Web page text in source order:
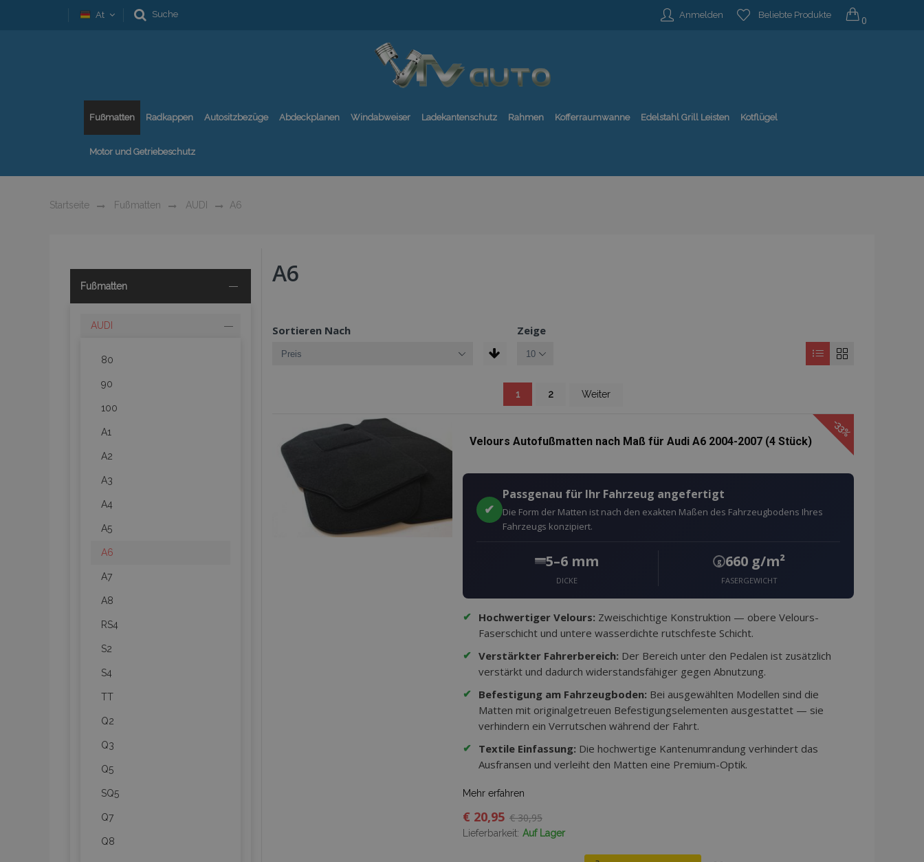
At Suche Anmelden Beliebte Produkte 0
Fußmatten Radkappen Autositzbezüge Abdeckplanen Windabweiser Ladekantenschutz Rahmen Kofferraumwanne Edelstahl Grill Leisten Kotflügel
Motor und Getriebeschutz
Startseite Fußmatten AUDI A6
A6
Sortieren Nach Zeige
1 2 Weiter
-33%
Velours Autofußmatten nach Maß für Audi A6 2004-2007 (4 Stück)
✔
Passgenau für Ihr Fahrzeug angefertigt
Die Form der Matten ist nach den exakten Maßen des Fahrzeugbodens Ihres
Fahrzeugs konzipiert.
5–6 mm
DICKE
g 660 g/m²
FASERGEWICHT
✔ Hochwertiger Velours: Zweischichtige Konstruktion — obere Velours-
Faserschicht und untere wasserdichte rutschfeste Schicht.
✔ Verstärkter Fahrerbereich: Der Bereich unter den Pedalen ist zusätzlich
verstärkt und dadurch widerstandsfähiger gegen Abnutzung.
✔ Befestigung am Fahrzeugboden: Bei ausgewählten Modellen sind die
Matten mit originalgetreuen Befestigungselementen ausgestattet — sie
verhindern ein Verrutschen während der Fahrt.
✔ Textile Einfassung: Die hochwertige Kantenumrandung verhindert das
Ausfransen und verleiht den Matten eine Premium-Optik.
Mehr erfahren
€ 20,95 € 30,95
Lieferbarkeit: Auf Lager
Fußmatten
AUDI
80
90
100
A1
A2
A3
A4
A5
A6
A7
A8
RS4
S2
S4
TT
Q2
Q3
Q5
SQ5
Q7
Q8